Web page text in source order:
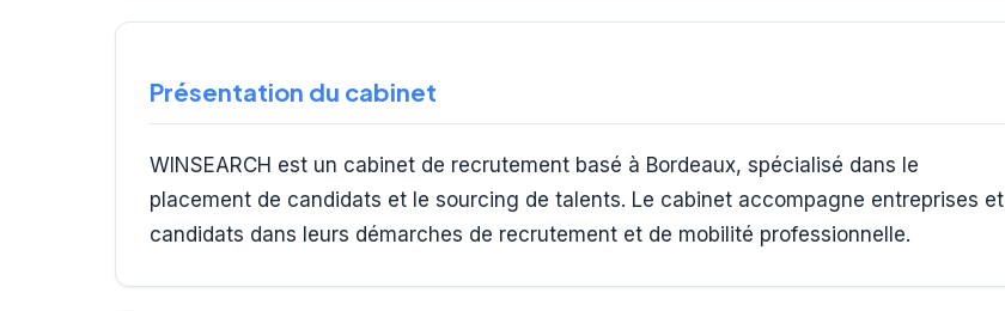
Présentation du cabinet
WINSEARCH est un cabinet de recrutement basé à Bordeaux, spécialisé dans le
placement de candidats et le sourcing de talents. Le cabinet accompagne entreprises et
candidats dans leurs démarches de recrutement et de mobilité professionnelle.